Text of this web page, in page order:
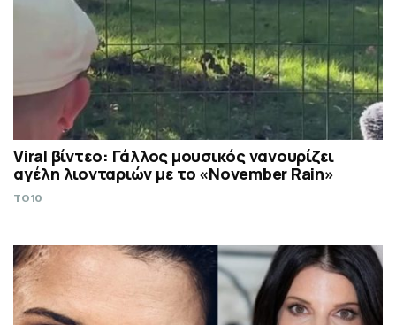
Viral βίντεο: Γάλλος μουσικός νανουρίζει
αγέλη λιονταριών με το «November Rain»
TO10